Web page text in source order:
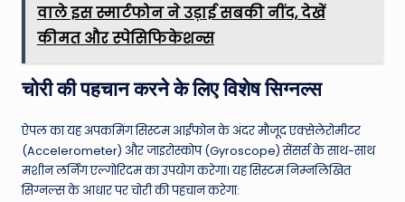
वाले इस स्मार्टफोन ने उड़ाई सबकी नींद, देखें
कीमत और स्पेसिफिकेशन्स
चोरी की पहचान करने के लिए विशेष सिग्नल्स
ऐपल का यह अपकमिंग सिस्टम आईफोन के अंदर मौजूद एक्सेलेरोमीटर
(Accelerometer) और जाइरोस्कोप (Gyroscope) सेंसर्स के साथ-साथ
मशीन लर्निंग एल्गोरिदम का उपयोग करेगा। यह सिस्टम निम्नलिखित
सिग्नल्स के आधार पर चोरी की पहचान करेगा: